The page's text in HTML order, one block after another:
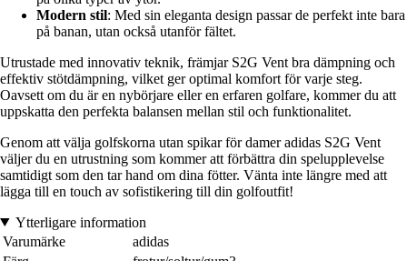
Modern stil: Med sin eleganta design passar de perfekt inte bara
på banan, utan också utanför fältet.
Utrustade med innovativ teknik, främjar S2G Vent bra dämpning och
effektiv stötdämpning, vilket ger optimal komfort för varje steg.
Oavsett om du är en nybörjare eller en erfaren golfare, kommer du att
uppskatta den perfekta balansen mellan stil och funktionalitet.
Genom att välja golfskorna utan spikar för damer adidas S2G Vent
väljer du en utrustning som kommer att förbättra din spelupplevelse
samtidigt som den tar hand om dina fötter. Vänta inte längre med att
lägga till en touch av sofistikering till din golfoutfit!
Ytterligare information
Varumärke
adidas